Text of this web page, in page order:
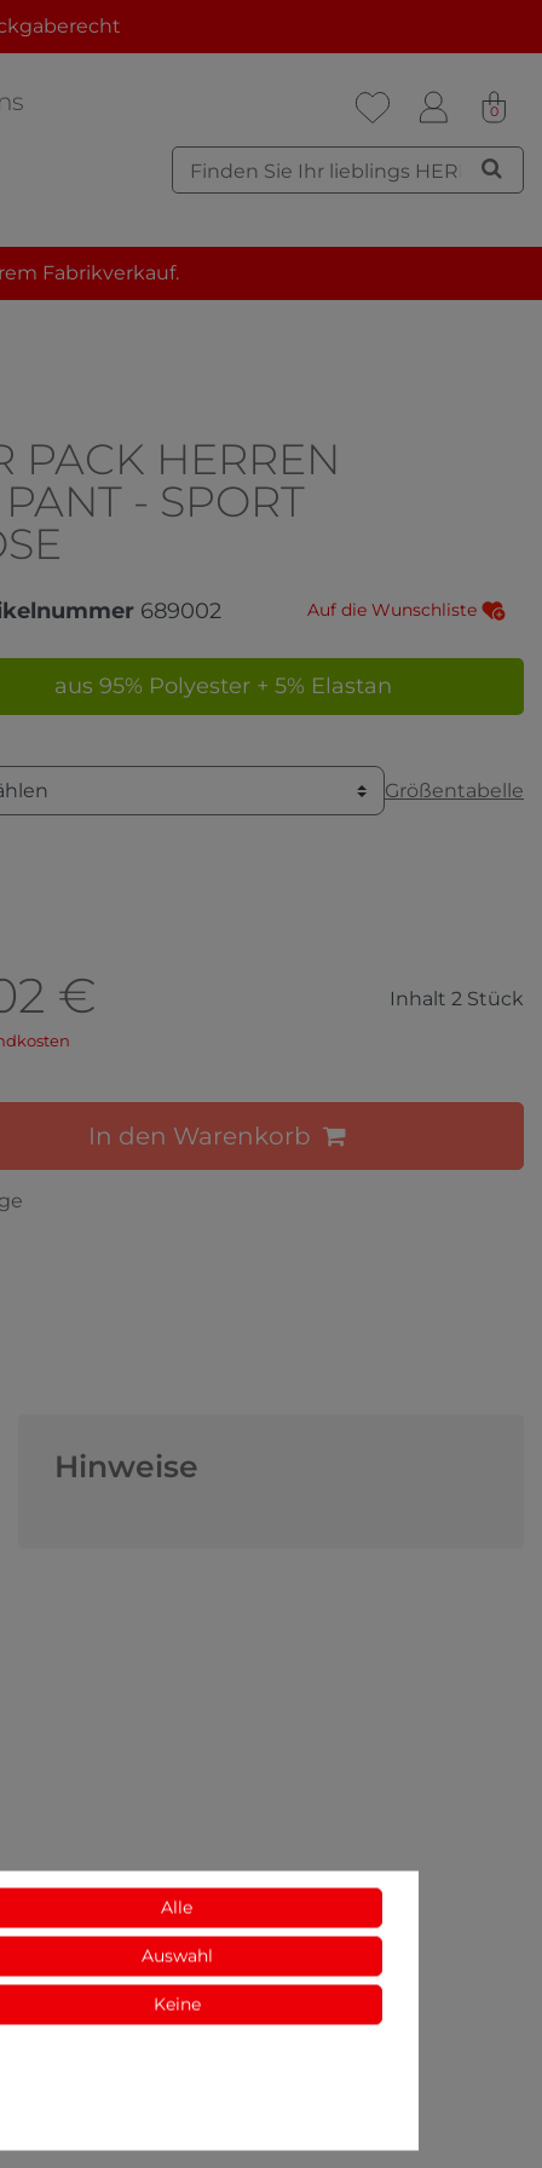
0
Fabrikverkauf.
PACK HERREN
- SPORT
689002 Auf die Wunschliste
aus 95% Polyester + 5% Elastan
Größentabelle
€ Inhalt 2 Stück
In den Warenkorb
Hinweise
Alle
Auswahl
Keine